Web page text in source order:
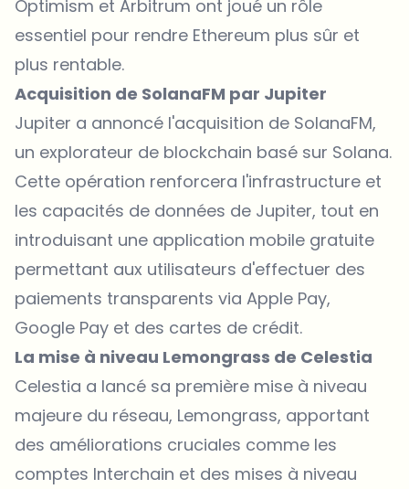
Optimism et Arbitrum ont joué un rôle
essentiel pour rendre Ethereum plus sûr et
plus rentable.
Acquisition de SolanaFM par Jupiter
Jupiter a annoncé l'acquisition de SolanaFM,
un explorateur de blockchain basé sur Solana.
Cette opération renforcera l'infrastructure et
les capacités de données de Jupiter, tout en
introduisant une application mobile gratuite
permettant aux utilisateurs d'effectuer des
paiements transparents via Apple Pay,
Google Pay et des cartes de crédit.
La mise à niveau Lemongrass de Celestia
Celestia a lancé sa première mise à niveau
majeure du réseau, Lemongrass, apportant
des améliorations cruciales comme les
comptes Interchain et des mises à niveau